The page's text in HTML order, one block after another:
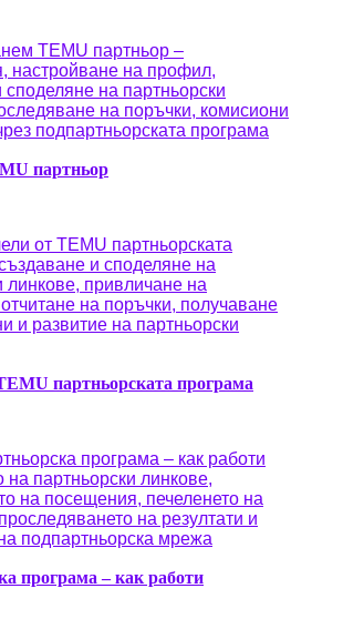
партньор
партньорската програма
програма – как работи